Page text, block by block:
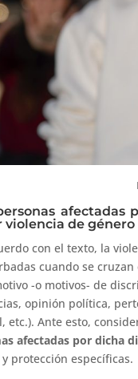
afectadas
violencia de género
con el texto, la
cuando se
-o motivos- de
opinión política,
etc.). Ante esto,
afectadas por dicha
y protección específicas.